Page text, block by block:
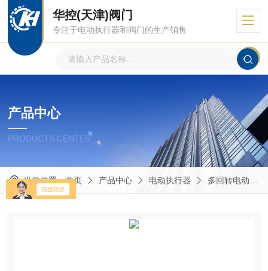
华控(天津)阀门
专注于电动执行器和阀门的生产销售
产品中心
PRODUCTS CENTER
当前位置：首页 产品中心 电动执行器 多回转电动执行器